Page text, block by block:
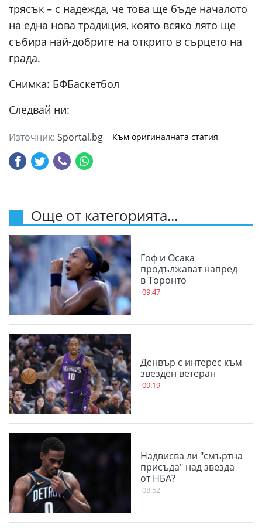
трясък – с надежда, че това ще бъде началото
на една нова традиция, която всяко лято ще
събира най-добрите на открито в сърцето на
града.
Снимка: БФБаскетбол
Следвай ни:
Източник: Sportal.bg Към оригиналната статия
Още от категорията...
Гоф и Осака
продължават напред
в Торонто
09:47
Денвър с интерес към
звезден ветеран
09:19
Надвисва ли "смъртна
присъда" над звезда
от НБА?
08:52